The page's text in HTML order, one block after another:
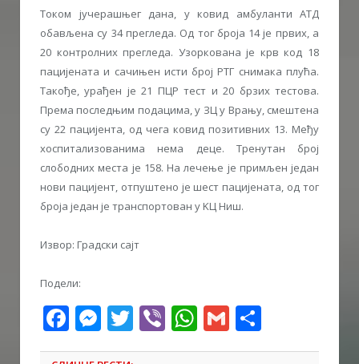
Током јучерашњег дана, у ковид амбуланти АТД
обављена су 34 прегледа. Од тог броја 14 је првих, а
20 контролних прегледа. Узоркована је крв код 18
пацијената и сачињен исти број РТГ снимака плућа.
Такође, урађен је 21 ПЦР тест и 20 брзих тестова.
Према последњим подацима, у ЗЦ у Врању, смештена
су 22 пацијента, од чега ковид позитивних 13. Међу
хоспитализованима нема деце. Тренутан број
слободних места је 158. На лечење је примљен један
нови пацијент, отпуштено је шест пацијената, од тог
броја један је транспортован у KЦ Ниш.
Извор: Градски сајт
Подели:
Facebook
Messenger
Twitter
ViberWhatsApp
Gmail